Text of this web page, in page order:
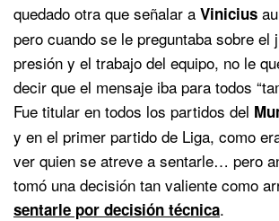
quedado otra que señalar a Vinicius
pero cuando se le preguntaba sobre el
presión y el trabajo del equipo, no le
decir que el mensaje iba para todos
Fue titular en todos los partidos del
y en el primer partido de Liga, como
ver quien se atreve a sentarle… pero
tomó una decisión tan valiente como
sentarle por decisión técnica.